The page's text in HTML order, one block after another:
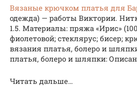
Вязаные крючком платья для
одежда) — работы Виктории.
1.5. Материалы: пряжа «Ирис»
фиолетовой; стеклярус; бисер;
вязания платья, болеро и
платья, болеро и шляпки:
Читать дальше…